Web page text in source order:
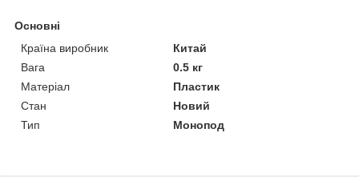
Основні
Країна виробник
Китай
Вага
0.5 кг
Матеріал
Пластик
Стан
Новий
Тип
Монопод